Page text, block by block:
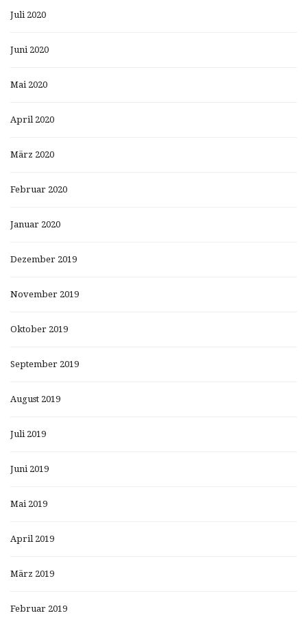
Juli 2020
Juni 2020
Mai 2020
April 2020
März 2020
Februar 2020
Januar 2020
Dezember 2019
November 2019
Oktober 2019
September 2019
August 2019
Juli 2019
Juni 2019
Mai 2019
April 2019
März 2019
Februar 2019